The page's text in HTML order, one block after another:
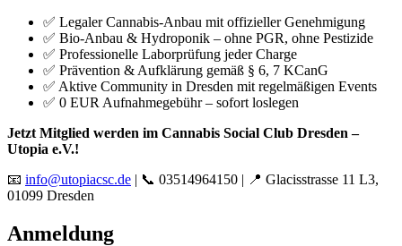
✅ Legaler Cannabis-Anbau mit offizieller Genehmigung
✅ Bio-Anbau & Hydroponik – ohne PGR, ohne Pestizide
✅ Professionelle Laborprüfung jeder Charge
✅ Prävention & Aufklärung gemäß § 6, 7 KCanG
✅ Aktive Community in Dresden mit regelmäßigen Events
✅ 0 EUR Aufnahmegebühr – sofort loslegen
Jetzt Mitglied werden im Cannabis Social Club Dresden –
Utopia e.V.!
📧 info@utopiacsc.de | 📞 03514964150 | 📍 Glacisstrasse 11 L3,
01099 Dresden
Anmeldung